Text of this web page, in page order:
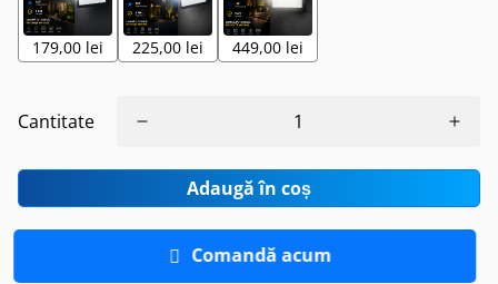
179,00 lei 225,00 lei 449,00 lei
Cantitate
Adaugă în coș
Comandă acum